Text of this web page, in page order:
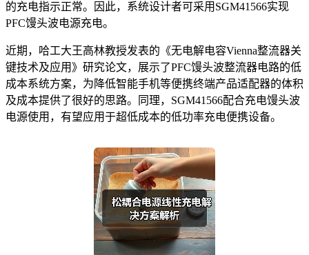
的充电指示正常。因此，系统设计者可采用SGM41566实现
PFC馒头波电源充电。
近期，哈工大王高林教授发表的《无电解电容Vienna整流器关
键技术及应用》研究论文，展示了PFC馒头波整流器电路的低
成本系统方案，为降低智能手机等便携终端产品适配器的体积
及成本提供了很好的思路。同理，SGM41566配合充电馒头波
电源使用，有望应用于超低成本的低功率充电便携设备。